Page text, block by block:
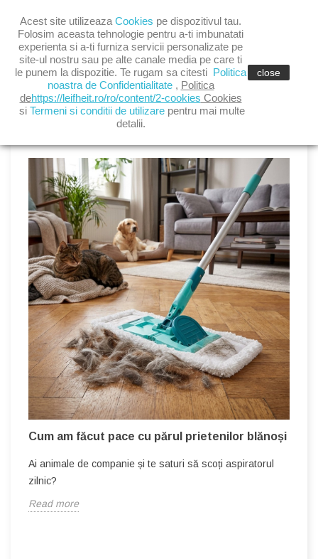


Cum am făcut pace cu părul prietenilor blănoși
Ai animale de companie și te saturi să scoți aspiratorul
zilnic?
Read more
Acest site utilizeaza Cookies pe dispozitivul tau.
Folosim aceasta tehnologie pentru a-ti imbunatati
experienta si a-ti furniza servicii personalizate pe
site-ul nostru sau pe alte canale media pe care ti
le punem la dispozitie. Te rugam sa citesti Politica
noastra de Confidentialitate, Politica
dehttps://leifheit.ro/ro/content/2-cookies Cookies
si Termeni si conditii de utilizare pentru mai multe
detalii.
close